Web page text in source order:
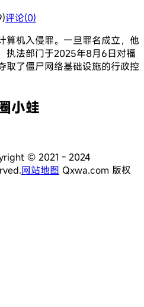
评论(0)
算机入侵罪。一旦罪名成立，他
执法部门于2025年8月6日对福
取了僵尸网络基础设施的行政控
小蛙
© 2021 - 2024
网站地图 Qxwa.com 版权